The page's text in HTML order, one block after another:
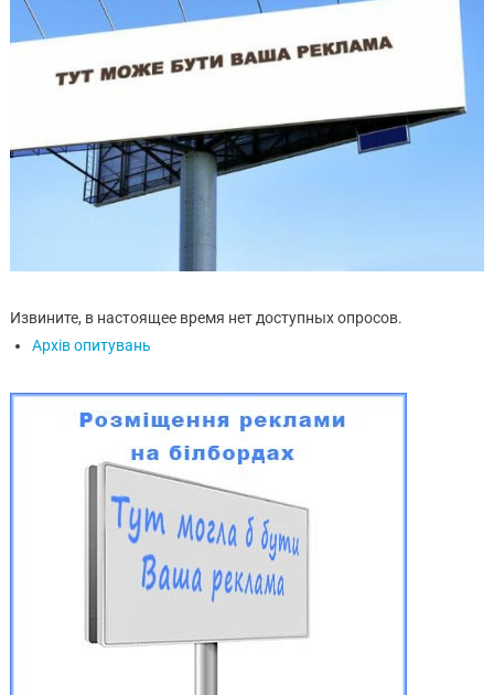
Извините, в настоящее время нет доступных опросов.
Архів опитувань